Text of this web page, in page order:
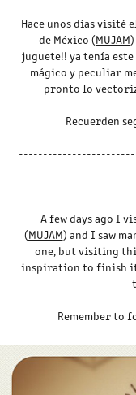
Hace unos días visité
de México (MUJAM
juguete!! ya tenía
mágico y peculiar
pronto lo
Recuerden
A few days ago I
(MUJAM) and I saw
one, but visiting
inspiration to finish
Remember to